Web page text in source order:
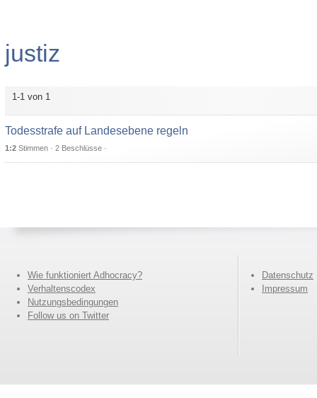
justiz
1-1 von 1
Todesstrafe auf Landesebene regeln
1:2Stimmen · 2 Beschlüsse ·
Wie funktioniert Adhocracy?
Verhaltenscodex
Nutzungsbedingungen
Follow us on Twitter
Datenschutz
Impressum